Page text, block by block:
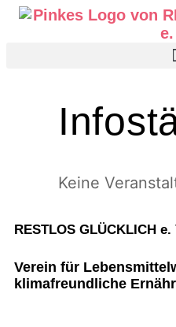
Keine
RESTLOS GLÜCKLICH e.
Verein für
klimafreundliche